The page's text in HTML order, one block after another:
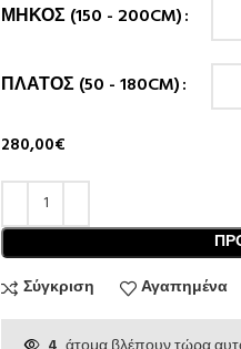
ΜΉΚΟΣ (150 - 200CM)
ΠΛΆΤΟΣ (50 - 180CM)
280,00€
Σύγκριση
Αγαπημένα